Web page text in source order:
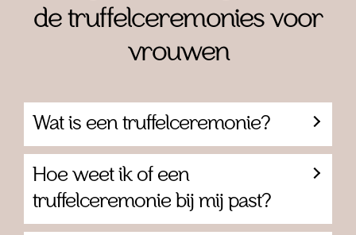
de truffelceremonies voor
vrouwen
Wat is een truffelceremonie?
Hoe weet ik of een
truffelceremonie bij mij past?